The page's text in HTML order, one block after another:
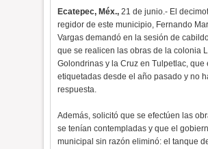
Ecatepec, Méx.,21 de junio.- El
regidor de este municipio, Fernando
Vargas demandó en la sesión de
que se realicen las obras de la colonia
Golondrinas y la Cruz en Tulpetlac, que
etiquetadas desde el año pasado y no
respuesta.
Además, solicitó que se efectúen las
se tenían contempladas y que el
municipal sin razón eliminó: el tanque